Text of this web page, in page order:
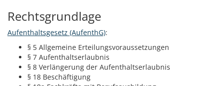
Rechtsgrundlage
Aufenthaltsgesetz (AufenthG):
§ 5 Allgemeine Erteilungsvoraussetzungen
§ 7 Aufenthaltserlaubnis
§ 8 Verlängerung der Aufenthaltserlaubnis
§ 18 Beschäftigung